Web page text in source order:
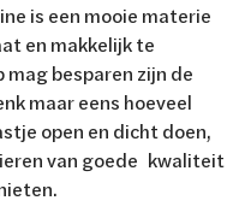
is een mooie materie
en makkelijk te
mag besparen zijn de
maar eens hoeveel
open en dicht doen,
van goede kwaliteit